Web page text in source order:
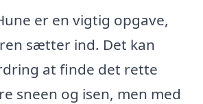
er en vigtig opgave,
sætter ind. Det kan
at finde det rette
sneen og isen, men med